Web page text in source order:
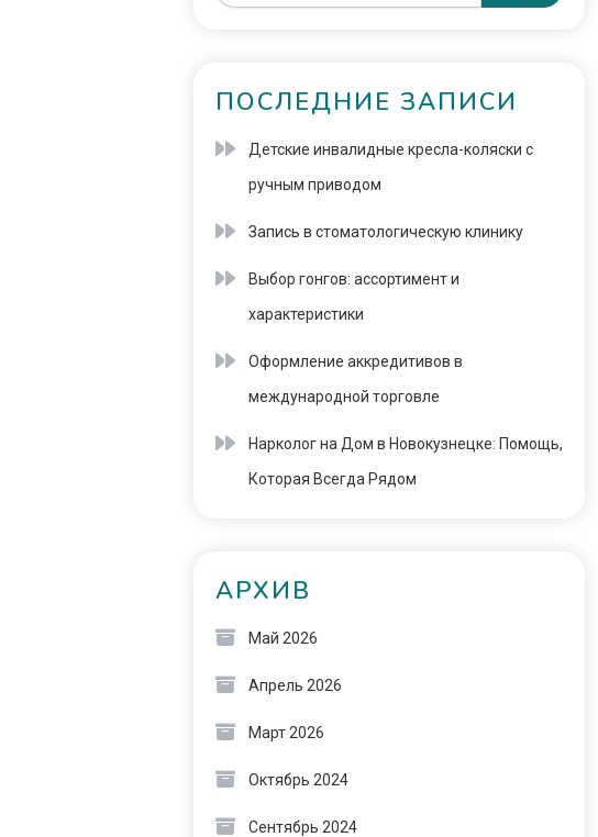
ПОСЛЕДНИЕ ЗАПИСИ
Детские инвалидные кресла-коляски с
ручным приводом
Запись в стоматологическую клинику
Выбор гонгов: ассортимент и
характеристики
Оформление аккредитивов в
международной торговле
Нарколог на Дом в Новокузнецке: Помощь,
Которая Всегда Рядом
АРХИВ
Май 2026
Апрель 2026
Март 2026
Октябрь 2024
Сентябрь 2024